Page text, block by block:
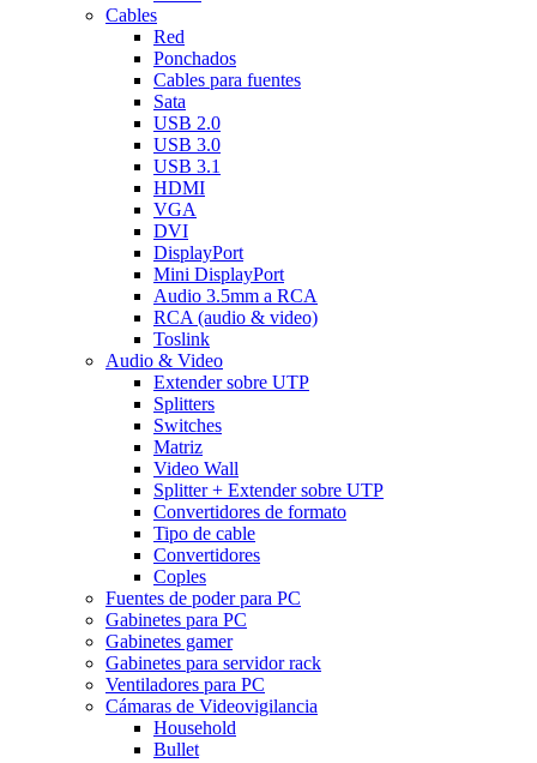
Cables
Red
Ponchados
Cables para fuentes
Sata
USB 2.0
USB 3.0
USB 3.1
HDMI
VGA
DVI
DisplayPort
Mini DisplayPort
Audio 3.5mm a RCA
RCA (audio & video)
Toslink
Audio & Video
Extender sobre UTP
Splitters
Switches
Matriz
Video Wall
Splitter + Extender sobre UTP
Convertidores de formato
Tipo de cable
Convertidores
Coples
Fuentes de poder para PC
Gabinetes para PC
Gabinetes gamer
Gabinetes para servidor rack
Ventiladores para PC
Cámaras de Videovigilancia
Household
Bullet